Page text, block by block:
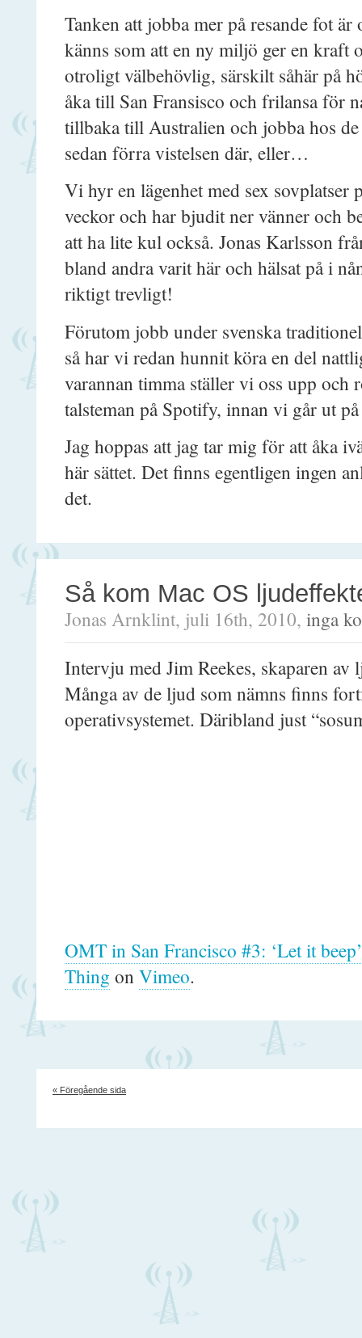
Tanken att jobba mer på resande fot
känns som att en ny miljö ger en kraft
otroligt välbehövlig, särskilt såhär på
åka till San Fransisco och frilansa för
tillbaka till Australien och jobba hos
sedan förra vistelsen där, eller…
Vi hyr en lägenhet med sex sovplatser
veckor och har bjudit ner vänner och
att ha lite kul också. Jonas Karlsson
bland andra varit här och hälsat på i
riktigt trevligt!
Förutom jobb under svenska
så har vi redan hunnit köra en del
varannan timma ställer vi oss upp och
talsteman på Spotify, innan vi går ut
Jag hoppas att jag tar mig för att åka
här sättet. Det finns egentligen ingen
det.
Så kom Mac OS
Jonas Arnklint, juli 16th, 2010, inga
Intervju med Jim Reekes, skaparen av
Många av de ljud som nämns finns
operativsystemet. Däribland just
OMT in San Francisco #3: ‘Let it beep’
Thing onVimeo.
« Föregående sida